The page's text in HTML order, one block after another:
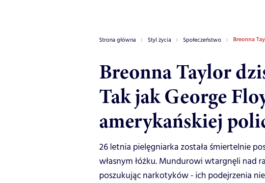
Strona główna Styl życia Społeczeństwo Breonna
Breonna Taylor
Tak jak George
amerykańskiej
26 letnia pielęgniarka została śmiertelnie
własnym łóżku. Mundurowi wtargnęli nad
poszukując narkotyków - ich podejrzenia